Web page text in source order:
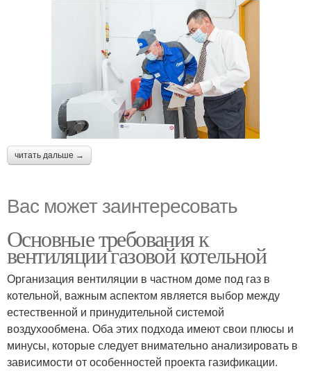
читать дальше →
Вас может заинтересовать
Основные требования к
вентиляции газовой котельной
Организация вентиляции в частном доме под газ в
котельной, важным аспектом является выбор между
естественной и принудительной системой
воздухообмена. Оба этих подхода имеют свои плюсы и
минусы, которые следует внимательно анализировать в
зависимости от особенностей проекта газификации.